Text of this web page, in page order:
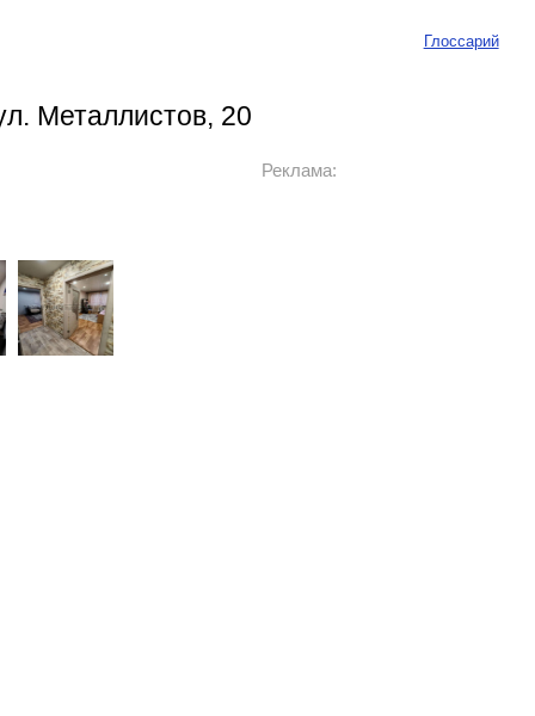
Глоссарий
Металлистов, 20
Реклама: